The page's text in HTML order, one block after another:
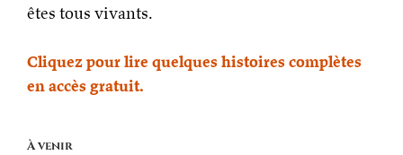
êtes tous vivants.
Cliquez pour lire quelques histoires complètes
en accès gratuit.
À venir